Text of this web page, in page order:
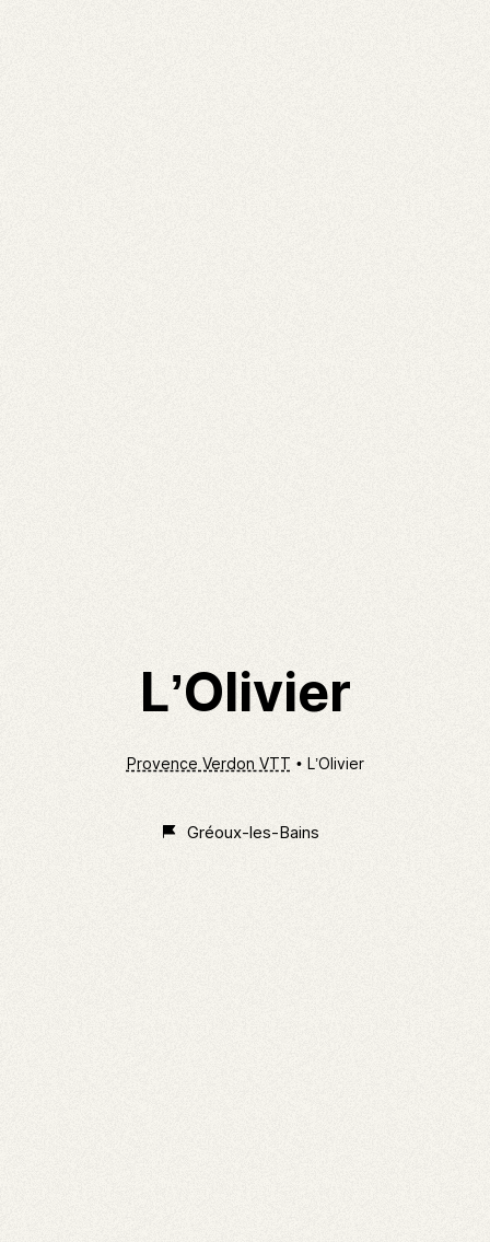
L’Olivier
Provence Verdon VTT L’Olivier
Gréoux-les-Bains